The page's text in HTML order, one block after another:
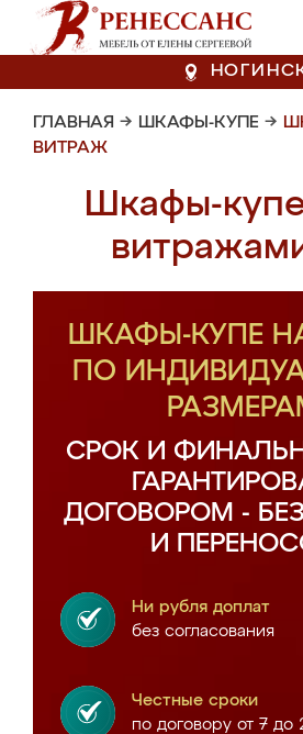
ГЛАВНАЯ → ШКАФЫ-КУПЕ →
ВИТРАЖ
Шкафы-
ШКАФЫ-КУПЕ
ПО
СРОК И
ДОГОВОРОМ -
И
Ни рубля доплат
без согласования
Честные сроки
по договору от 7 до